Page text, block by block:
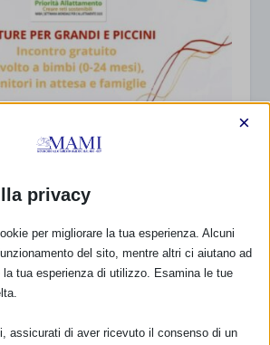
(TO)_con resoconto
privacy
×
per migliorare la tua esperienza. Alcuni
del sito, mentre altri ci aiutano ad
la tua esperienza di utilizzo. Esamina le tue
assicurati di aver ricevuto il consenso di un